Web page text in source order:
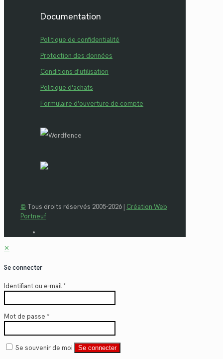
Documentation
Politique de confidentialité
Protection des données
Conditions d'utilisation
Politique d'achats
Formulaire d'ouverture de compte
© Tous droits réservés 2005-2026 | Création Web
Portneuf
✕
Se connecter
Identifiant ou e-mail*
Mot de passe *
Se souvenir de moi Se connecter